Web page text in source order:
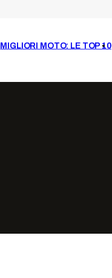
MIGLIORI MOTO: LE TOP 10